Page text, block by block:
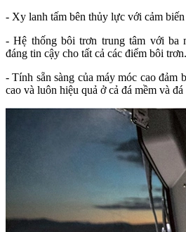
- Xy lanh tấm bên thủy lực với cảm
- Hệ thống bôi trơn trung tâm với ba
đáng tin cậy cho tất cả các điểm bôi trơn.
- Tính sẵn sàng của máy móc cao đảm
cao và luôn hiệu quả ở cả đá mềm và đá